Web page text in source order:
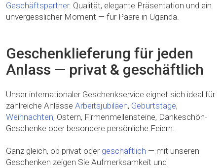
Geschäftspartner. Qualität, elegante Präsentation und ein
unvergesslicher Moment — für Paare in Uganda.
Geschenklieferung für jeden
Anlass — privat & geschäftlich
Unser internationaler Geschenkservice eignet sich ideal für
zahlreiche Anlässe Arbeitsjubiläen, Geburtstage,
Weihnachten, Ostern, Firmenmeilensteine, Dankeschön-
Geschenke oder besondere persönliche Feiern.
Ganz gleich, ob privat oder geschäftlich — mit unseren
Geschenken zeigen Sie Aufmerksamkeit und